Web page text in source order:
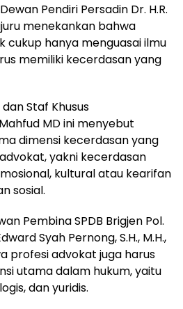
Pendiri Persadin Dr. H.R.
menekankan bahwa
cukup hanya menguasai ilmu
memiliki kecerdasan yang
Staf Khusus
MD ini menyebut
dimensi kecerdasan yang
yakni kecerdasan
kultural atau kearifan
sosial.
Pembina SPDB Brigjen Pol.
Syah Pernong, S.H., M.H.,
profesi advokat juga harus
utama dalam hukum, yaitu
dan yuridis.